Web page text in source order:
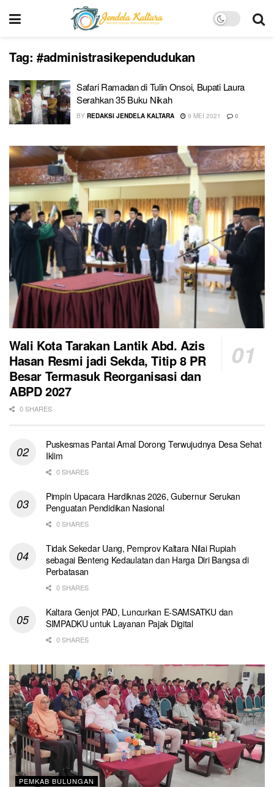
Tag: #administrasikependudukan
Safari Ramadan di Tulin Onsoi, Bupati Laura
Serahkan 35 Buku Nikah
BY REDAKSI JENDELA KALTARA 9 MEI 2021 0
Wali Kota Tarakan Lantik Abd. Azis
Hasan Resmi jadi Sekda, Titip 8 PR
Besar Termasuk Reorganisasi dan
ABPD 2027
0 SHARES
Puskesmas Pantai Amal Dorong Terwujudnya Desa Sehat
Iklim
0 SHARES
Pimpin Upacara Hardiknas 2026, Gubernur Serukan
Penguatan Pendidikan Nasional
0 SHARES
Tidak Sekedar Uang, Pemprov Kaltara Nilai Rupiah
sebagai Benteng Kedaulatan dan Harga Diri Bangsa di
Perbatasan
0 SHARES
Kaltara Genjot PAD, Luncurkan E-SAMSATKU dan
SIMPADKU untuk Layanan Pajak Digital
0 SHARES
PEMKAB BULUNGAN